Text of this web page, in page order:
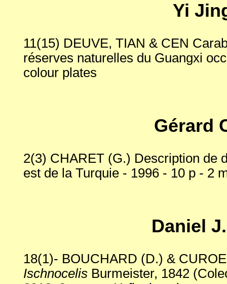
Yi
11(15) DEUVE, TIAN & CEN
réserves naturelles du Guangxi
colour plates
Gérard
2(3) CHARET (G.) Description de
est de la Turquie - 1996 - 10 p - 2
Daniel
18(1)- BOUCHARD (D.) &
IschnocelisBurmeister, 1842